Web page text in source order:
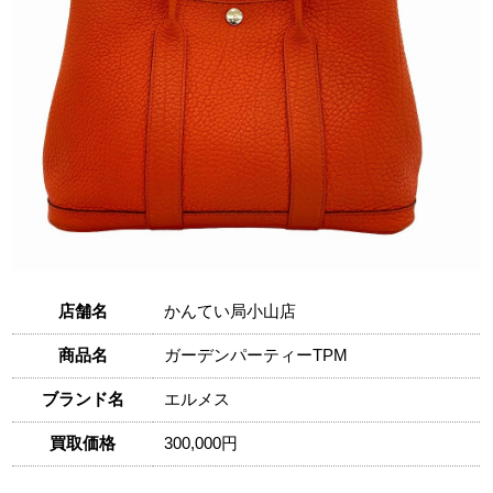
店舗名 かんてい局小山店
商品名 ガーデンパーティーTPM
ブランド名 エルメス
買取価格 300,000円